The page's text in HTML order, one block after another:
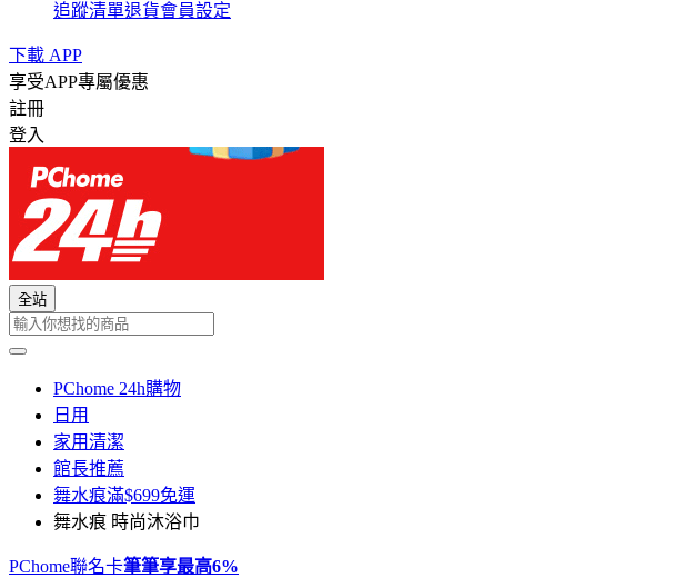
追蹤清單退貨會員設定
下載 APP
享受APP專屬優惠
註冊
登入
全站
PChome 24h購物
日用
家用清潔
館長推薦
舞水痕滿$699免運
舞水痕 時尚沐浴巾
PChome聯名卡筆筆享最高6%